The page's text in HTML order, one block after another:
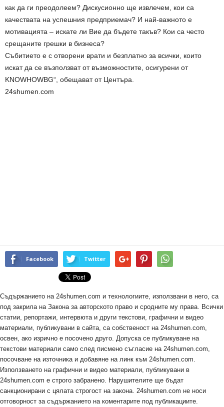
как да ги преодолеем? Дискусионно ще извлечем, кои са
качествата на успешния предприемач? И най-важното е
мотивацията – искате ли Вие да бъдете такъв? Кои са често
срещаните грешки в бизнеса?
Събитието е с отворени врати и безплатно за всички, които
искат да се възползват от възможностите, осигурени от
KNOWHOWBG“, обещават от Центъра.
24shumen.com
Facebook Twitter
Съдържанието на 24shumen.com и технологиите, използвани в него, са
под закрила на Закона за авторското право и сродните му права. Всички
статии, репортажи, интервюта и други текстови, графични и видео
материали, публикувани в сайта, са собственост на 24shumen.com,
освен, ако изрично е посочено друго. Допуска се публикуване на
текстови материали само след писмено съгласие на 24shumen.com,
посочване на източника и добавяне на линк към 24shumen.com.
Използването на графични и видео материали, публикувани в
24shumen.com е строго забранено. Нарушителите ще бъдат
санкционирани с цялата строгост на закона. 24shumen.com не носи
отговорност за съдържанието на коментарите под публикациите.